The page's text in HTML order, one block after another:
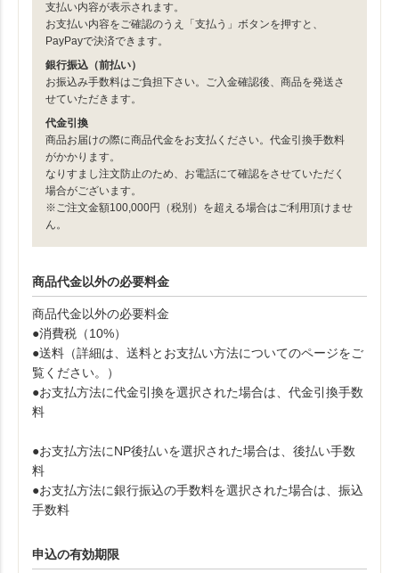
支払い内容が表示されます。
お支払い内容をご確認のうえ「支払う」ボタンを押すと、
PayPayで決済できます。
銀行振込（前払い）
お振込み手数料はご負担下さい。ご入金確認後、商品を発送さ
せていただきます。
代金引換
商品お届けの際に商品代金をお支払ください。代金引換手数料
がかかります。
なりすまし注文防止のため、お電話にて確認をさせていただく
場合がございます。
※ご注文金額100,000円（税別）を超える場合はご利用頂けませ
ん。
商品代金以外の必要料金
商品代金以外の必要料金
●消費税（10%）
●送料（詳細は、送料とお支払い方法についてのページをご
覧ください。）
●お支払方法に代金引換を選択された場合は、代金引換手数
料
●お支払方法にNP後払いを選択された場合は、後払い手数
料
●お支払方法に銀行振込の手数料を選択された場合は、振込
手数料
申込の有効期限